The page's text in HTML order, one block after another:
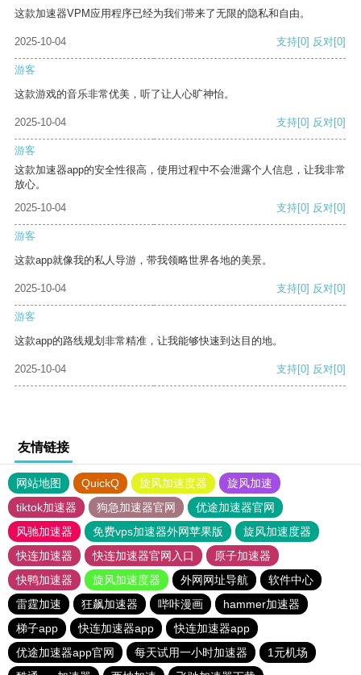
这款加速器VPM应用程序已经为我们带来了无限的隐私和自由。
2025-10-04 支持[0] 反对[0]
游客
这款游戏的音乐非常优美，听了让人心旷神怡。
2025-10-04 支持[0] 反对[0]
游客
这款加速器app的安全性很高，使用过程中不会泄露个人信息，让我非常
放心。
2025-10-04
支持[0] 反对[0]
游客
这款app就像我的私人导游，带我领略世界各地的美景。
2025-10-04 支持[0] 反对[0]
游客
这款app的路线规划非常精准，让我能够快速到达目的地。
2025-10-04 支持[0] 反对[0]
友情链接
网站地图 QuickQ 旋风加速度器
旋风加速
tiktok加速器
狗急加速器官网
优途加速器官网
风驰加速器
免费vps加速器外网苹果版
旋风加速度器
快连加速器
快连加速器官网入口
原子加速器
快鸭加速器
旋风加速度器 外网网址导航
软件中心
雷霆加速
狂飙加速器 哔咔漫画
hammer加速器
梯子app
快连加速器app
快连加速器app
优途加速器app官网
每天试用一小时加速器
1元机场